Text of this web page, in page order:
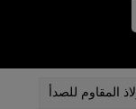
المقاوم للصدأ